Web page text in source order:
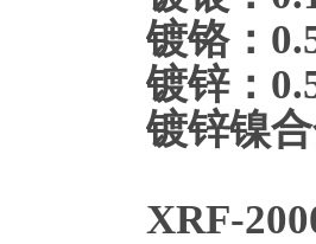
镀铬：
镀锌：
镀锌镍
XRF-